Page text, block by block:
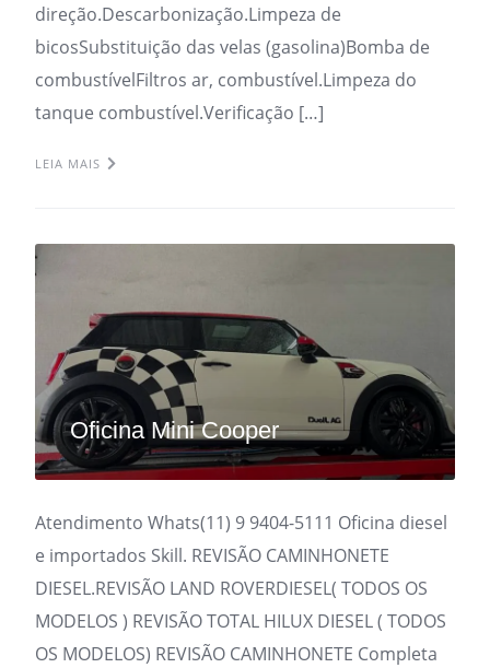
direção.Descarbonização.Limpeza de
bicosSubstituição das velas (gasolina)Bomba de
combustívelFiltros ar, combustível.Limpeza do
tanque combustível.Verificação […]
LEIA MAIS
Oficina Mini Cooper
Atendimento Whats(11) 9 9404-5111 Oficina diesel
e importados Skill. REVISÃO CAMINHONETE
DIESEL.REVISÃO LAND ROVERDIESEL( TODOS OS
MODELOS ) REVISÃO TOTAL HILUX DIESEL ( TODOS
OS MODELOS) REVISÃO CAMINHONETE Completa